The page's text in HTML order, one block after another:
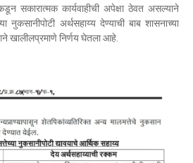
सकारात्मक कार्यवाहीची अपेक्षा ठेवत असल्याने
नुकसानीपोटी अर्थसहाय्य देण्याची बाब शासनाच्या
खालीलप्रमाणे निर्णय घेतला आहे.